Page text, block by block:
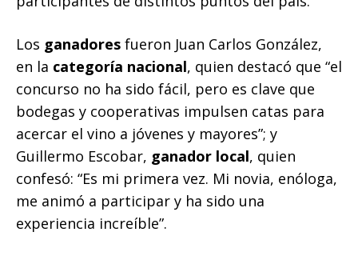
Los ganadores fueron Juan Carlos González,
en la categoría nacional, quien destacó que “el
concurso no ha sido fácil, pero es clave que
bodegas y cooperativas impulsen catas para
acercar el vino a jóvenes y mayores”; y
Guillermo Escobar, ganador local, quien
confesó: “Es mi primera vez. Mi novia, enóloga,
me animó a participar y ha sido una
experiencia increíble”.